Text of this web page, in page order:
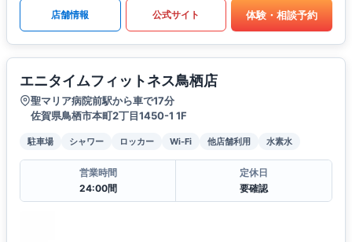
店舗情報 公式サイト 体験・相談予約
エニタイムフィットネス鳥栖店
聖マリア病院前駅から車で17分
佐賀県鳥栖市本町2丁目1450-1 1F
駐車場 シャワー ロッカー Wi-Fi 他店舗利用 水素水
営業時間
24:00間
定休日
要確認